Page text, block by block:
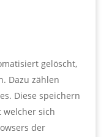
gelöscht,
Dazu zählen
Diese speichern
welcher sich
der